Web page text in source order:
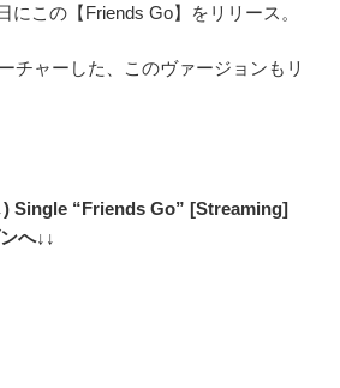
にこの【Friends Go】をリリース。
チャーした、このヴァージョンもリ
Single “Friends Go” [Streaming]
へ↓↓